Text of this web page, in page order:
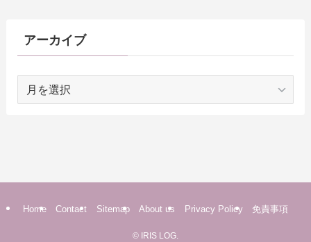
アーカイブ
Home Contact Sitemap About us Privacy Policy 免責事項
© IRIS LOG.